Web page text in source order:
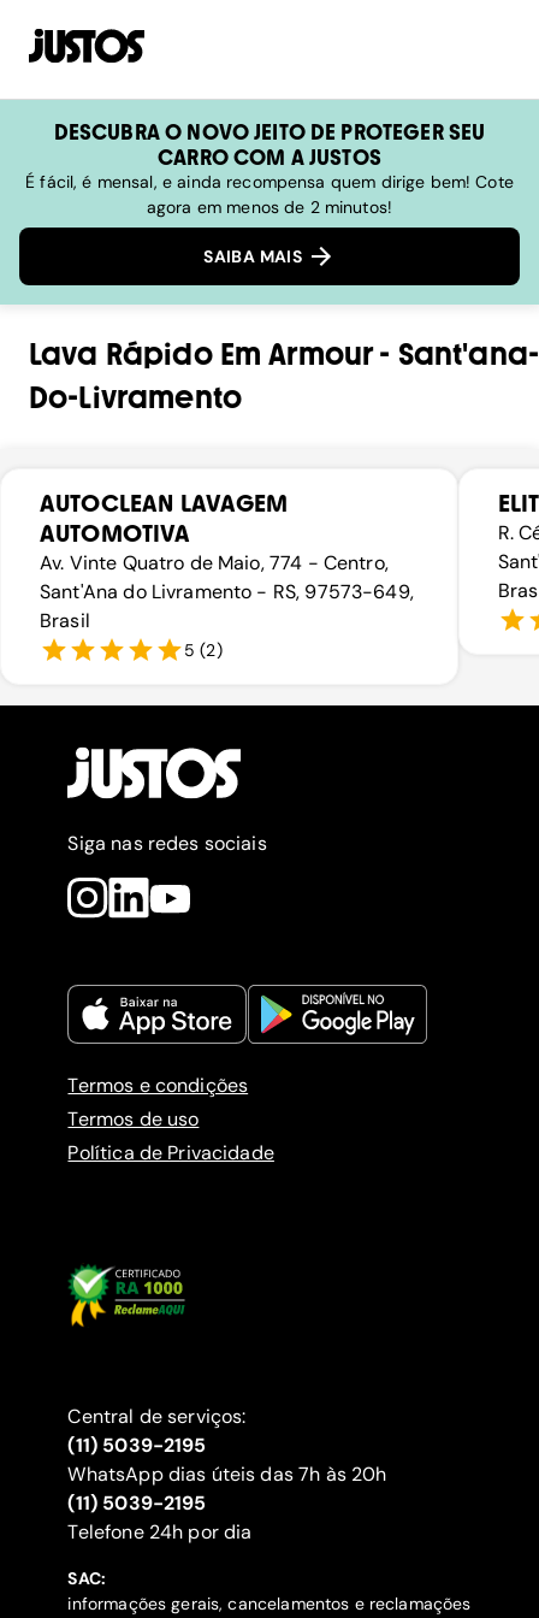
DESCUBRA O NOVO JEITO DE PROTEGER SEU
CARRO COM A JUSTOS
É fácil, é mensal, e ainda recompensa quem dirige bem! Cote
agora em menos de 2 minutos!
SAIBA MAIS
Lava RápidoEmArmour- Sant'ana-
Do-Livramento
AUTOCLEAN LAVAGEM
AUTOMOTIVA
Av. Vinte Quatro de Maio, 774 - Centro,
Sant'Ana do Livramento - RS, 97573-649,
Brasil
5 (2)
R.
Siga nas redes sociais
Termos e condições
Termos de uso
Política de Privacidade
Central de serviços:
(11) 5039-2195
WhatsApp dias úteis das 7h às 20h
(11) 5039-2195
‍Telefone 24h por dia
SAC:
informações gerais, cancelamentos e reclamações